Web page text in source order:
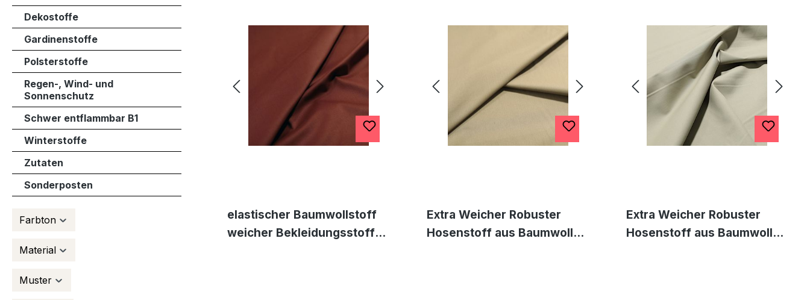
Dekostoffe
Gardinenstoffe
Polsterstoffe
Regen-, Wind- und
Sonnenschutz
Schwer entflammbar B1
Winterstoffe
Zutaten
Sonderposten
Farbton
Material
Muster
elastischer Baumwollstoff
weicher Bekleidungsstoff
Extra Weicher Robuster
Hosenstoff aus Baumwolle
Extra Weicher Robuster
Hosenstoff aus Baumwolle